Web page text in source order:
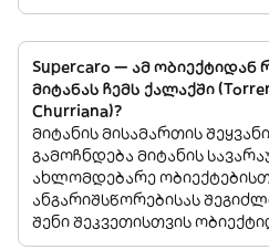
Supercaro — ამ
მიტანას ჩემს ქალაქში
Churriana)?
მიტანის მისამართის
გამოჩნდება მიტანის
ახლომდებარე
ანგარიშსწორებისას
შენი შეკვეთისთვის